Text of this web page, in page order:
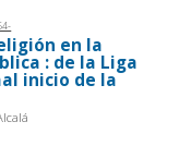
en la
: de la Liga
inicio de la